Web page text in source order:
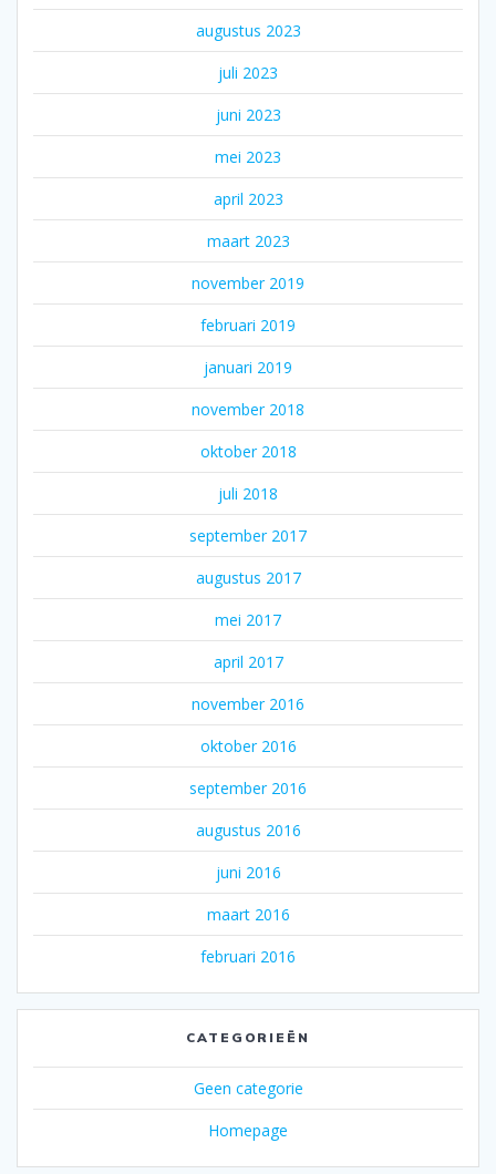
augustus 2023
juli 2023
juni 2023
mei 2023
april 2023
maart 2023
november 2019
februari 2019
januari 2019
november 2018
oktober 2018
juli 2018
september 2017
augustus 2017
mei 2017
april 2017
november 2016
oktober 2016
september 2016
augustus 2016
juni 2016
maart 2016
februari 2016
CATEGORIEËN
Geen categorie
Homepage